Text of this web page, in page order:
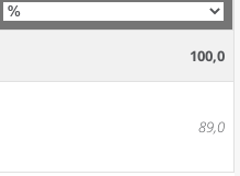
100,0
89,0